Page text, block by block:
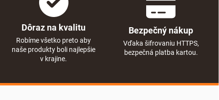
Dôraz na kvalitu
Robíme všetko preto aby
naše produkty boli najlepšie
v krajine.
Bezpečný nákup
Vďaka šifrovaniu HTTPS,
bezpečná platba kartou.